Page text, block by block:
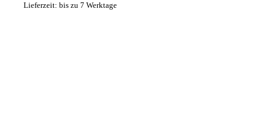
Lieferzeit: bis zu 7 Werktage